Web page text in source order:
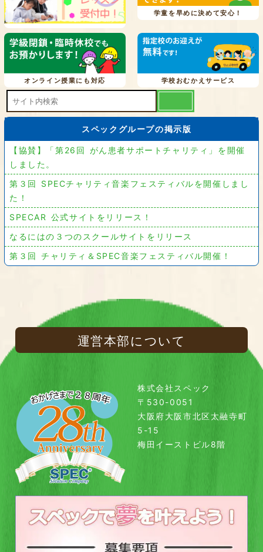
学童を早めに決めて安心！
オンライン授業にも対応 学校おむかえサービス
スペックグループの掲示版
【協賛】「第26回 がん患者サポートチャリティ」を開催
しました。
第３回 SPECチャリティ音楽フェスティバルを開催しまし
た！
SPECAR 公式サイトをリリース！
なるにはの３つのスクールサイトをリリース
第３回 チャリティ＆SPEC音楽フェスティバル開催！
運営本部について
株式会社スペック
〒530-0051
大阪府大阪市北区太融寺町
5-15
梅田イーストビル8階